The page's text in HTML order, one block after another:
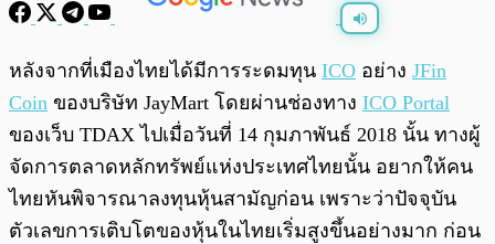
พร้อมเล่น 0:00
หลังจากที่เมืองไทยได้มีการระดมทุน ICO อย่าง JFin
Coin ของบริษัท JayMart โดยผ่านช่องทาง ICO Portal
ของเว็บ TDAX ไปเมื่อวันที่ 14 กุมภาพันธ์ 2018 นั้น ทางผู้
จัดการตลาดหลักทรัพย์แห่งประเทศไทยนั้น อยากให้คน
ไทยหันพิจารณาลงทุนหุ้นสามัญก่อน เพราะว่าปัจจุบัน
ตัวเลขการเติบโตของหุ้นในไทยเริ่มสูงขึ้นอย่างมาก ก่อน